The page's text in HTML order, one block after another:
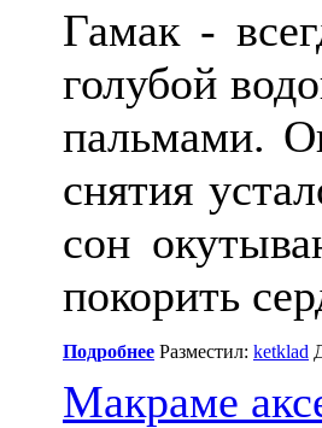
Гамак -
голубой
пальмами.
снятия
сон
покорить
Подробнее Разместил: ketklad
Макраме